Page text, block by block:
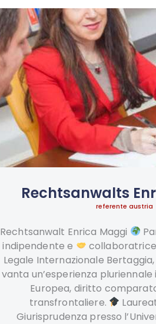
Rechtsanwalts
referente austria
Rechtsanwalt Enrica Maggi
indipendente e
Legale Internazionale
vanta un’esperienza pluriennale
Europea, diritto
transfrontaliere.
Giurisprudenza presso